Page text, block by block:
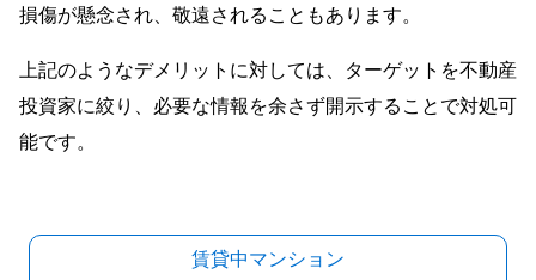
損傷が懸念され、敬遠されることもあります。
上記のようなデメリットに対しては、ターゲットを不動産
投資家に絞り、必要な情報を余さず開示することで対処可
能です。
賃貸中マンション